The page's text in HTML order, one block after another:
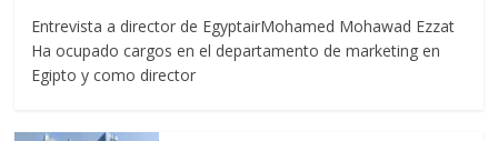
Entrevista a director de EgyptairMohamed Mohawad Ezzat
Ha ocupado cargos en el departamento de marketing en
Egipto y como director